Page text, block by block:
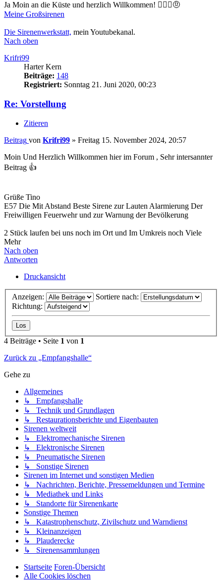
Ja Moin an die Küste und herzlich Willkommen! 🙋🏻‍♂️🤨
Meine Großsirenen
Die Sirenenwerkstatt, mein Youtubekanal.
Nach oben
Krifri99
Harter Kern
Beiträge: 148
Registriert: Sonntag 21. Juni 2020, 00:23
Re: Vorstellung
Zitieren
Beitrag von Krifri99 » Freitag 15. November 2024, 20:57
Moin Und Herzlich Willkommen hier im Forum , Sehr intersannter
Beitrag 👍
Grüße Tino
E57 Die Mit Abstand Beste Sirene zur Lauten Alarmierung Der
Freiwilligen Feuerwehr und zur Warnung der Bevölkerung
2 Stück laufen bei uns noch im Ort und Im Umkreis noch Viele
Mehr
Nach oben
Antworten
Druckansicht
Anzeigen:
Sortiere nach:
Richtung:
4 Beiträge • Seite 1 von 1
Zurück zu „Empfangshalle“
Gehe zu
Allgemeines
↳ Empfangshalle
↳ Technik und Grundlagen
↳ Restaurationsberichte und Eigenbauten
Sirenen weltweit
↳ Elektromechanische Sirenen
↳ Elektronische Sirenen
↳ Pneumatische Sirenen
↳ Sonstige Sirenen
Sirenen im Internet und sonstigen Medien
↳ Nachrichten, Berichte, Pressemeldungen und Termine
↳ Mediathek und Links
↳ Standorte für Sirenenkarte
Sonstige Themen
↳ Katastrophenschutz, Zivilschutz und Warndienst
↳ Kleinanzeigen
↳ Plauderecke
↳ Sirenensammlungen
Startseite Foren-Übersicht
Alle Cookies löschen